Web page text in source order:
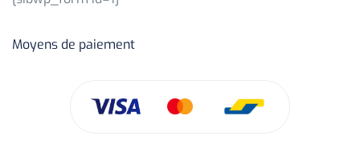
Moyens de paiement